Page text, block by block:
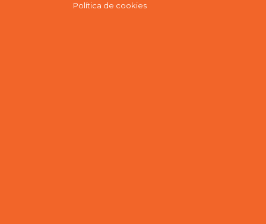
Política de cookies